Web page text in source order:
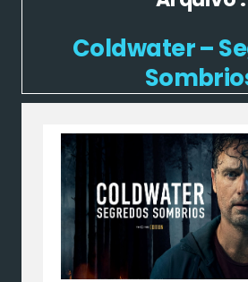
Coldwater –